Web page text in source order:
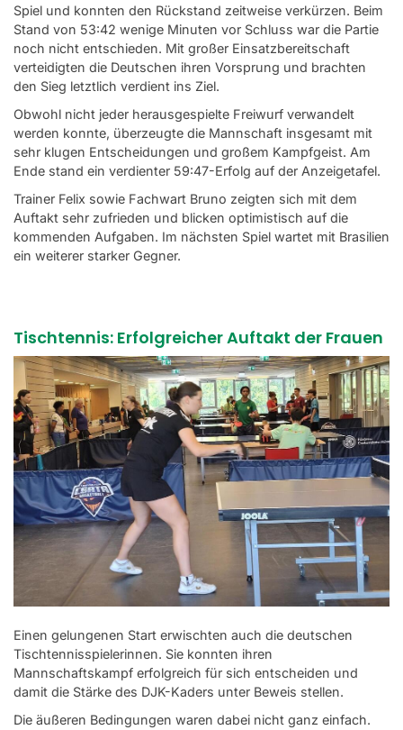
Spiel und konnten den Rückstand zeitweise verkürzen. Beim
Stand von 53:42 wenige Minuten vor Schluss war die Partie
noch nicht entschieden. Mit großer Einsatzbereitschaft
verteidigten die Deutschen ihren Vorsprung und brachten
den Sieg letztlich verdient ins Ziel.
Obwohl nicht jeder herausgespielte Freiwurf verwandelt
werden konnte, überzeugte die Mannschaft insgesamt mit
sehr klugen Entscheidungen und großem Kampfgeist. Am
Ende stand ein verdienter 59:47-Erfolg auf der Anzeigetafel.
Trainer Felix sowie Fachwart Bruno zeigten sich mit dem
Auftakt sehr zufrieden und blicken optimistisch auf die
kommenden Aufgaben. Im nächsten Spiel wartet mit Brasilien
ein weiterer starker Gegner.
Tischtennis: Erfolgreicher Auftakt der Frauen
Einen gelungenen Start erwischten auch die deutschen
Tischtennisspielerinnen. Sie konnten ihren
Mannschaftskampf erfolgreich für sich entscheiden und
damit die Stärke des DJK-Kaders unter Beweis stellen.
Die äußeren Bedingungen waren dabei nicht ganz einfach.